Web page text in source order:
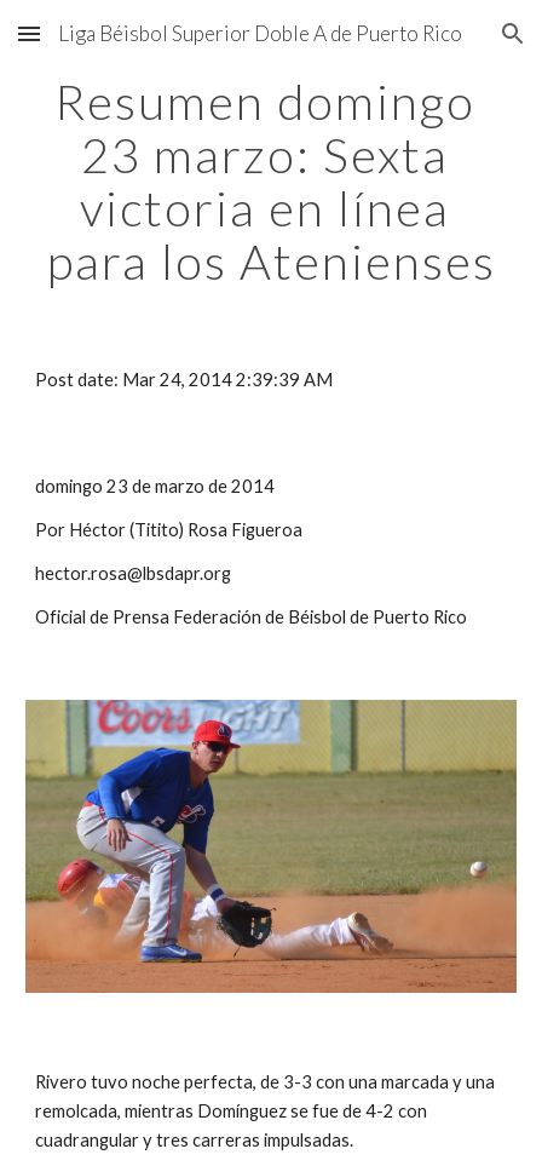
Skip to main content Skip to navigation
Liga Béisbol Superior Doble A de Puerto Rico
Resumen domingo
23 marzo: Sexta
victoria en línea
para los Atenienses
Post date: Mar 24, 2014 2:39:39 AM
domingo 23 de marzo de 2014
Por Héctor (Titito) Rosa Figueroa
hector.rosa@lbsdapr.org
Oficial de Prensa Federación de Béisbol de Puerto Rico
Rivero tuvo noche perfecta, de 3-3 con una marcada y una
remolcada, mientras Domínguez se fue de 4-2 con
cuadrangular y tres carreras impulsadas.